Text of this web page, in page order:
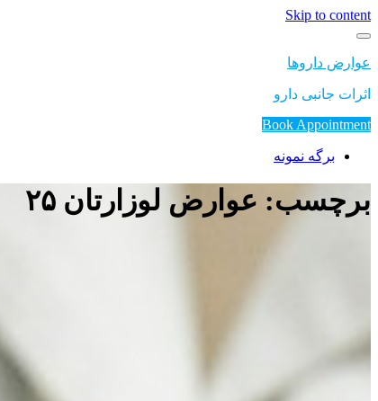
Skip to content
عوارض داروها
اثرات جانبی دارو
Book Appointment
برگه نمونه
برچسب: عوارض لوزارتان ۲۵